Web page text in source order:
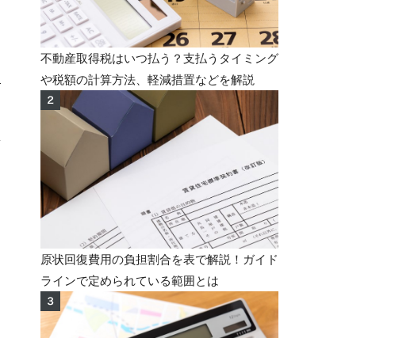
不動産取得税はいつ払う？支払うタイミング
や税額の計算方法、軽減措置などを解説
原状回復費用の負担割合を表で解説！ガイド
ラインで定められている範囲とは